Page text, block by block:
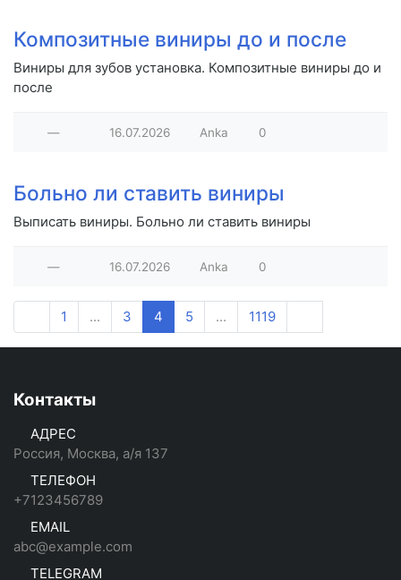
Композитные виниры до и после
Виниры для зубов установка. Композитные виниры до и
после
— 16.07.2026 Anka 0
Больно ли ставить виниры
Выписать виниры. Больно ли ставить виниры
— 16.07.2026 Anka 0
1 ... 3 4 5 ... 1119
Контакты
АДРЕС
Россия, Москва, а/я 137
ТЕЛЕФОН
+7123456789
EMAIL
abc@example.com
TELEGRAM